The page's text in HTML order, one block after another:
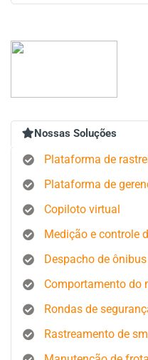
Nossas Soluções
Plataforma de
Plataforma de
Copiloto virtual
Medição e controle
Despacho de ônibus
Comportamento do
Rondas de
Rastreamento de